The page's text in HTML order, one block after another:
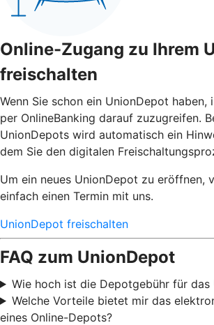
Online-Zugang zu Ihrem
freischalten
Wenn Sie schon ein UnionDepot haben,
per OnlineBanking darauf zuzugreifen.
UnionDepots wird automatisch ein
dem Sie den digitalen
Um ein neues UnionDepot zu eröffnen,
einfach einen Termin mit uns.
UnionDepot freischalten
FAQ zum UnionDepot
Wie hoch ist die Depotgebühr für das
Welche Vorteile bietet mir das
eines Online-Depots?